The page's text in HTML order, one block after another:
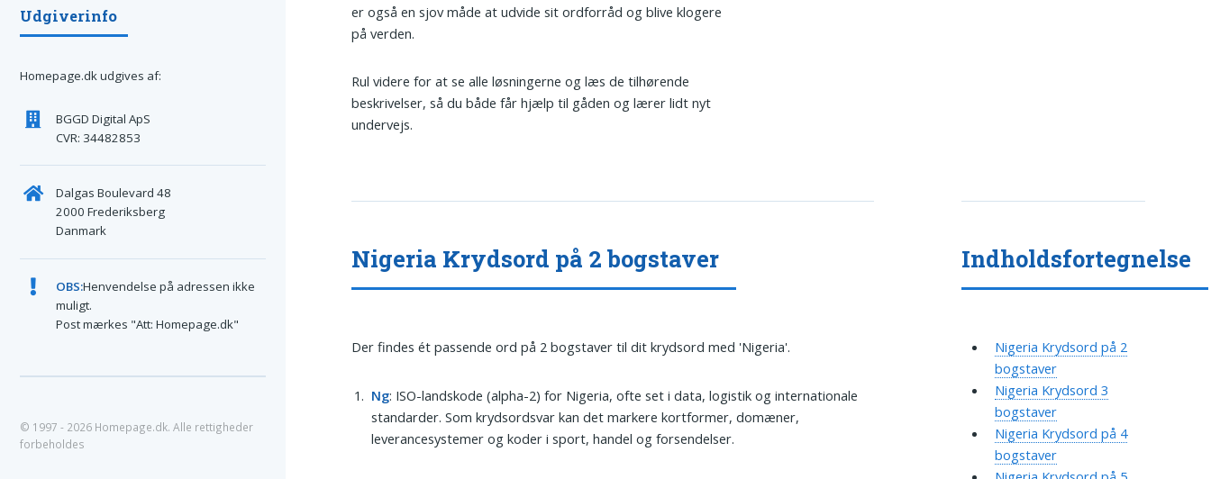
er også en sjov måde at udvide sit ordforråd og blive klogere
på verden.
Rul videre for at se alle løsningerne og læs de tilhørende
beskrivelser, så du både får hjælp til gåden og lærer lidt nyt
undervejs.
Nigeria Krydsord på 2 bogstaver
Der findes ét passende ord på 2 bogstaver til dit krydsord med 'Nigeria'.
Ng: ISO-landskode (alpha-2) for Nigeria, ofte set i data, logistik og internationale
standarder. Som krydsordsvar kan det markere kortformer, domæner,
leverancesystemer og koder i sport, handel og forsendelser.
Indholdsfortegnelse
Nigeria Krydsord på 2
bogstaver
Nigeria Krydsord 3
bogstaver
Nigeria Krydsord på 4
bogstaver
Udgiverinfo
Homepage.dk udgives af:
BGGD Digital ApS
CVR: 34482853
Dalgas Boulevard 48
2000 Frederiksberg
Danmark
OBS:Henvendelse på adressen ikke
muligt.
Post mærkes "Att: Homepage.dk"
© 1997 - 2026 Homepage.dk. Alle rettigheder
forbeholdes